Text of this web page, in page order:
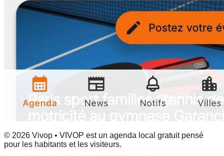
© 2026 Vivop • VIVOP est un agenda local gratuit pensé
pour les habitants et les visiteurs.